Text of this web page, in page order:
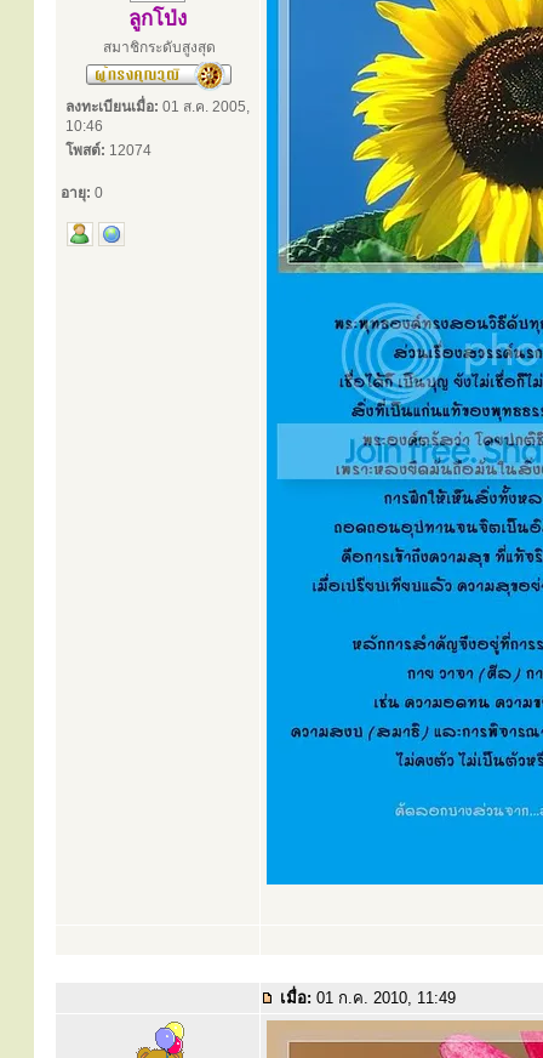
ลูกโป่ง
สมาชิกระดับสูงสุด
ลงทะเบียนเมื่อ: 01 ส.ค. 2005,
10:46
โพสต์: 12074
อายุ: 0
เมื่อ: 01 ก.ค. 2010, 11:49